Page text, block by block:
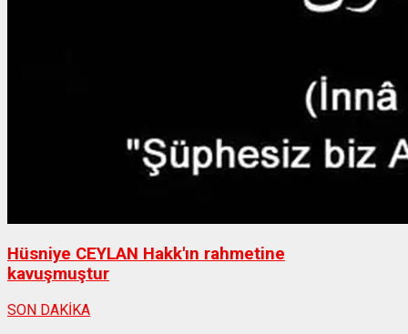
Hüsniye CEYLAN Hakk'ın rahmetine
kavuşmuştur
SON DAKİKA